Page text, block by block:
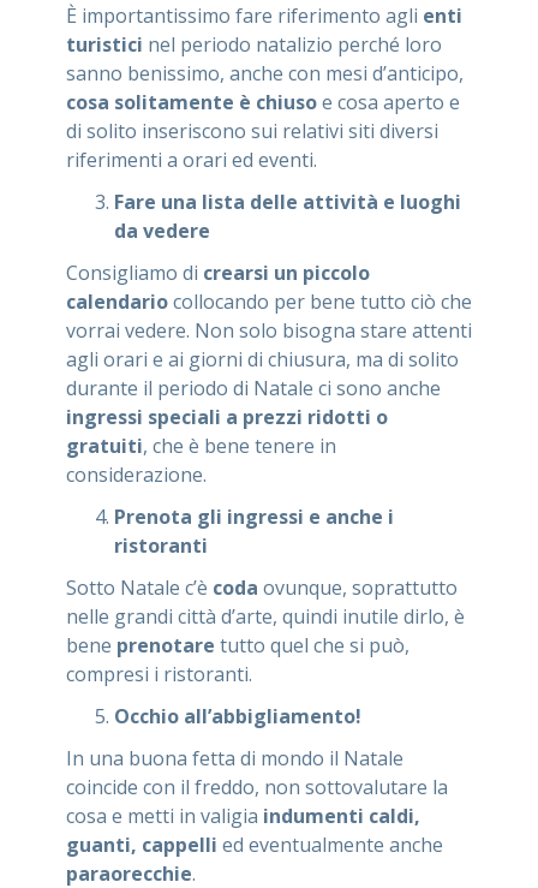
È importantissimo fare riferimento agli enti
turistici nel periodo natalizio perché loro
sanno benissimo, anche con mesi d’anticipo,
cosa solitamente è chiusoe cosa aperto e
di solito inseriscono sui relativi siti diversi
riferimenti a orari ed eventi.
Fare una lista delle attività e luoghi
da vedere
Consigliamo di crearsi un piccolo
calendariocollocando per bene tutto ciò che
vorrai vedere. Non solo bisogna stare attenti
agli orari e ai giorni di chiusura, ma di solito
durante il periodo di Natale ci sono anche
ingressi speciali a prezzi ridotti o
gratuiti, che è bene tenere in
considerazione.
Prenota gli ingressi e anche i
ristoranti
Sotto Natale c’è coda ovunque, soprattutto
nelle grandi città d’arte, quindi inutile dirlo, è
bene prenotare tutto quel che si può,
compresi i ristoranti.
Occhio all’abbigliamento!
In una buona fetta di mondo il Natale
coincide con il freddo, non sottovalutare la
cosa e metti in valigia indumenti caldi,
guanti, cappelli ed eventualmente anche
paraorecchie.